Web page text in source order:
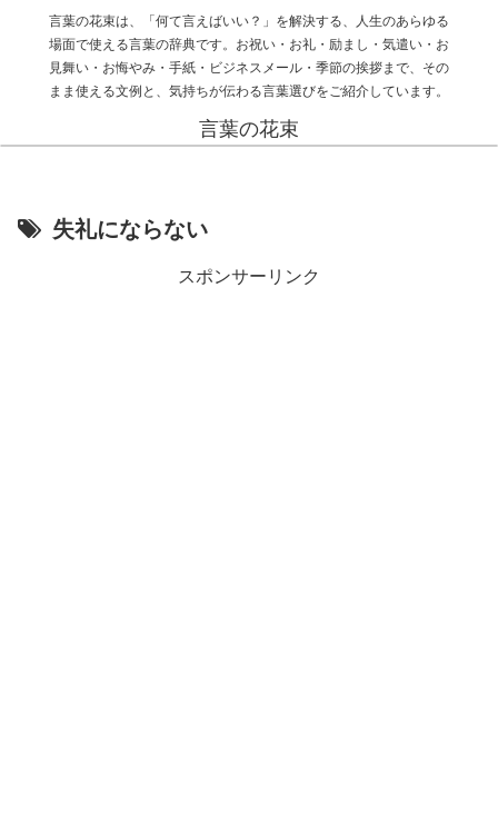
言葉の花束は、「何て言えばいい？」を解決する、人生のあらゆる
場面で使える言葉の辞典です。お祝い・お礼・励まし・気遣い・お
見舞い・お悔やみ・手紙・ビジネスメール・季節の挨拶まで、その
まま使える文例と、気持ちが伝わる言葉選びをご紹介しています。
言葉の花束
失礼にならない
スポンサーリンク